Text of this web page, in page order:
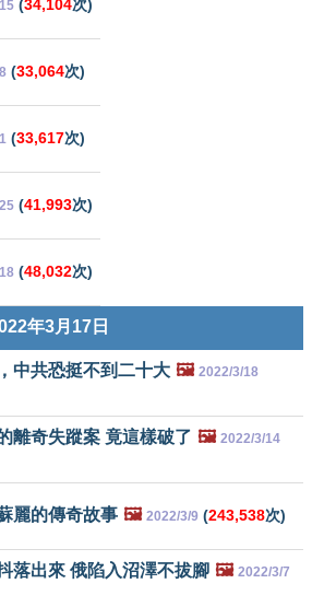
(34,104次)
(33,064次)
(33,617次)
(41,993次)
(48,032次)
年3月17日
中共恐挺不到二十大 🖼️ 2022/3/18
離奇失蹤案 竟這樣破了 🖼️ 2022/3/14
麗的傳奇故事 🖼️ 2022/3/9 (243,538次)
落出來 俄陷入沼澤不拔腳 🖼️ 2022/3/7